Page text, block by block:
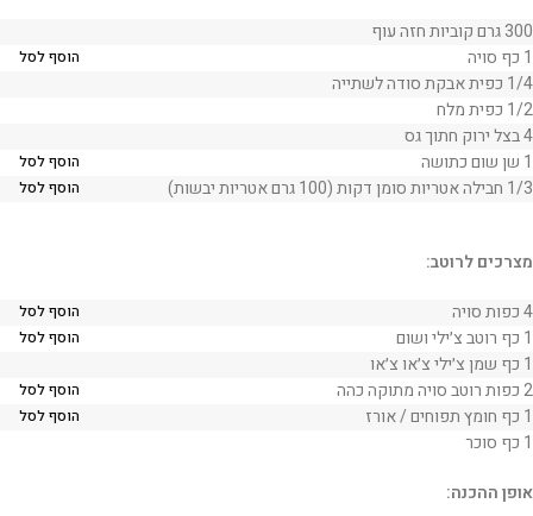
300 גרם קוביות חזה עוף
1 כף סויה
הוסף לסל
1/4 כפית אבקת סודה לשתייה
1/2 כפית מלח
4 בצל ירוק חתוך גס
1 שן שום כתושה
הוסף לסל
1/3 חבילה אטריות סומן דקות (100 גרם אטריות יבשות) הוסף לסל
מצרכים לרוטב:
4 כפות סויה
הוסף לסל
1 כף רוטב צ׳ילי ושום הוסף לסל
1 כף שמן צ׳ילי צ׳או צ׳או
2 כפות רוטב סויה מתוקה כהה
הוסף לסל
1 כף חומץ תפוחים / אורז הוסף לסל
1 כף סוכר
אופן ההכנה: